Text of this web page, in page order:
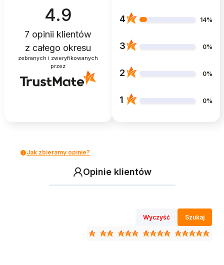
4.9
7 opinii klientów
z całego okresu
zebranych i zweryfikowanych
przez
4 14%
3 0%
2 0%
1 0%
Jak zbieramy opinie?
Opinie klientów
Wyczyść Szukaj